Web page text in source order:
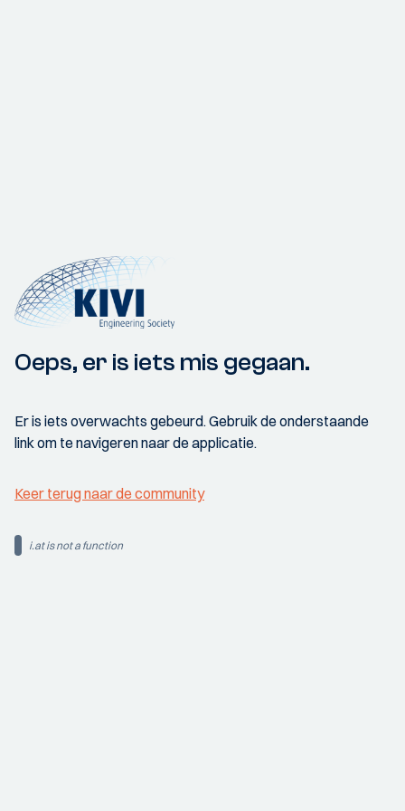
Oeps, er is iets mis gegaan.
Er is iets overwachts gebeurd. Gebruik de onderstaande
link om te navigeren naar de applicatie.
Keer terug naar de community
i.at is not a function